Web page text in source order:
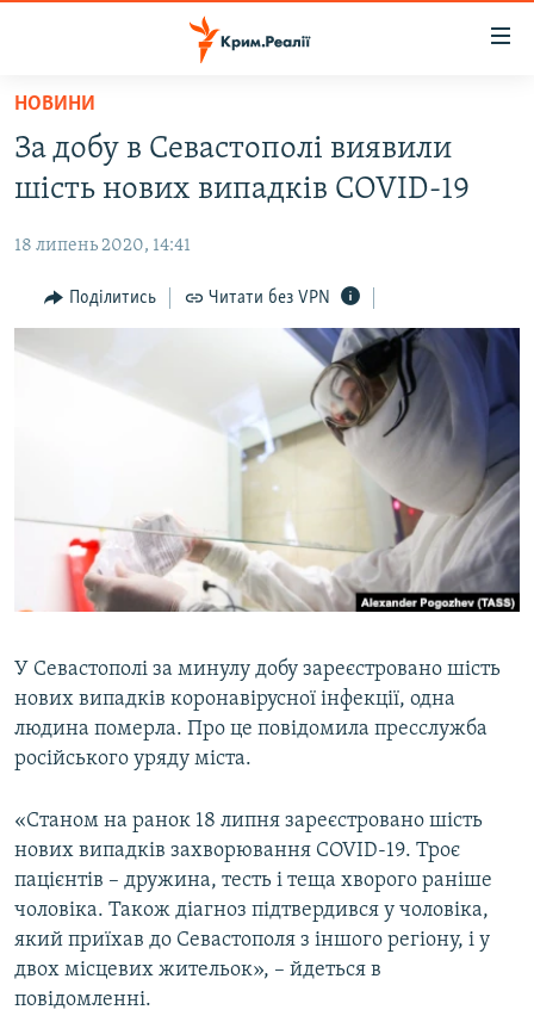
Перейти
основного
матеріалу
до
навігації
Перейти
НОВИНИ
ВОДА.КРИМ
ПОЛІТИКА
БЛОГИ
ІНТЕРВ'Ю
ВІДЕОУРОКИ «ELIFBE»
СВІДЧЕННЯ ОКУПАЦІЇ
ЯК ОБІЙТИ БЛОКУВАННЯ
Русский
Qırımtatar
НОВИНИ
За добу в Севастополі виявили
шість нових випадків COVID-19
18 липень 2020, 14:41
Поділитись Читати без VPN
У Севастополі за минулу добу зареєстровано шість
нових випадків коронавірусної інфекції, одна
людина померла. Про це повідомила пресслужба
російського уряду міста.
«Станом на ранок 18 липня зареєстровано шість
нових випадків захворювання COVID-19. Троє
пацієнтів – дружина, тесть і теща хворого раніше
чоловіка. Також діагноз підтвердився у чоловіка,
який приїхав до Севастополя з іншого регіону, і у
двох місцевих жительок», – йдеться в
повідомленні.